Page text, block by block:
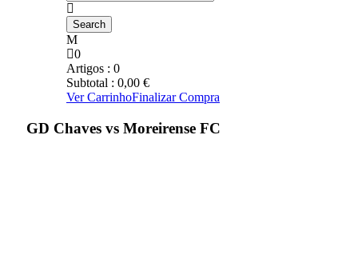
0
Artigos : 0
Subtotal : 0,00 €
Ver CarrinhoFinalizar Compra
GD Chaves vs Moreirense FC